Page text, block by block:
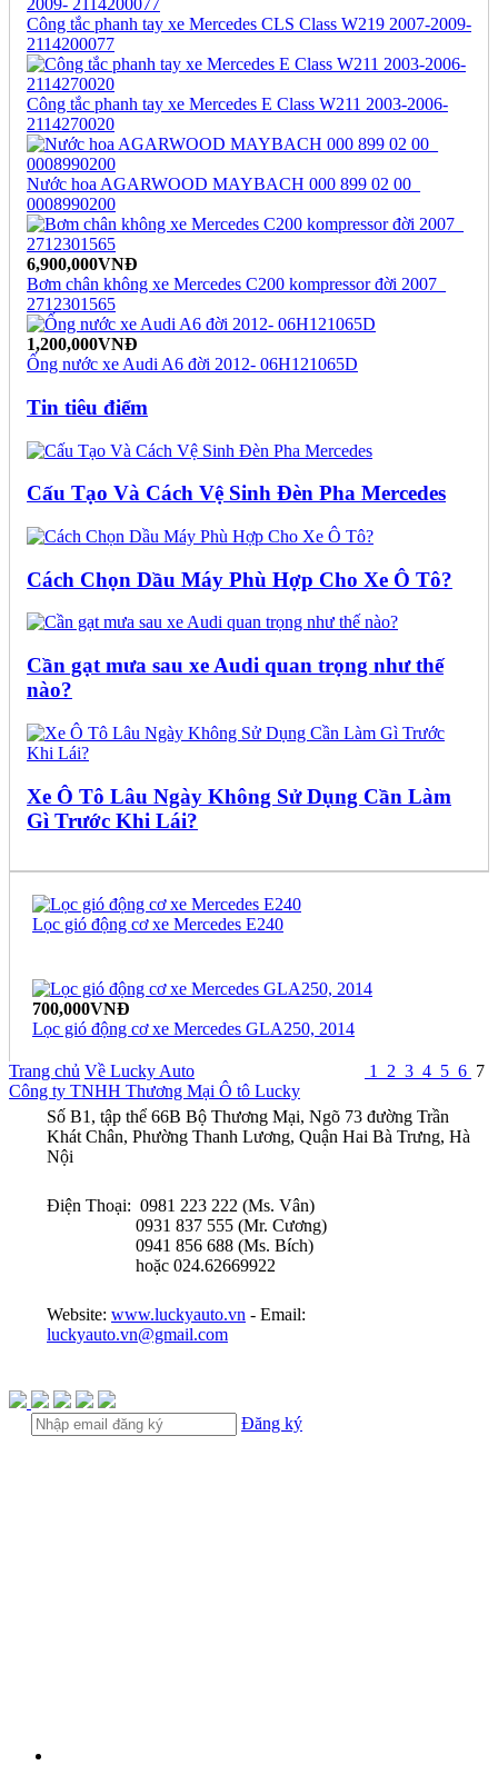
Công tắc phanh tay xe Mercedes CLS Class W219 2007-2009-
2114200077
Công tắc phanh tay xe Mercedes E Class W211 2003-2006-
2114270020
Nước hoa AGARWOOD MAYBACH 000 899 02 00_
0008990200
6,900,000VNĐ
Bơm chân không xe Mercedes C200 kompressor đời 2007_
2712301565
1,200,000VNĐ
Ống nước xe Audi A6 đời 2012- 06H121065D
Tin tiêu điểm
Cấu Tạo Và Cách Vệ Sinh Đèn Pha Mercedes
Cách Chọn Dầu Máy Phù Hợp Cho Xe Ô Tô?
Cần gạt mưa sau xe Audi quan trọng như thế
nào?
Xe Ô Tô Lâu Ngày Không Sử Dụng Cần Làm
Gì Trước Khi Lái?
Lọc gió động cơ xe Mercedes E240
700,000VNĐ
Lọc gió động cơ xe Mercedes GLA250, 2014
1 2 3 4 5 6 7
Trang chủ Về Lucky Auto
Công ty TNHH Thương Mại Ô tô Lucky
Số B1, tập thể 66B Bộ Thương Mại, Ngõ 73 đường Trần
Khát Chân, Phường Thanh Lương, Quận Hai Bà Trưng, Hà
Nội
Điện Thoại: 0981 223 222 (Ms. Vân)
0931 837 555 (Mr. Cương)
0941 856 688 (Ms. Bích)
hoặc 024.62669922
Website: www.luckyauto.vn - Email:
luckyauto.vn@gmail.com
Đăng ký